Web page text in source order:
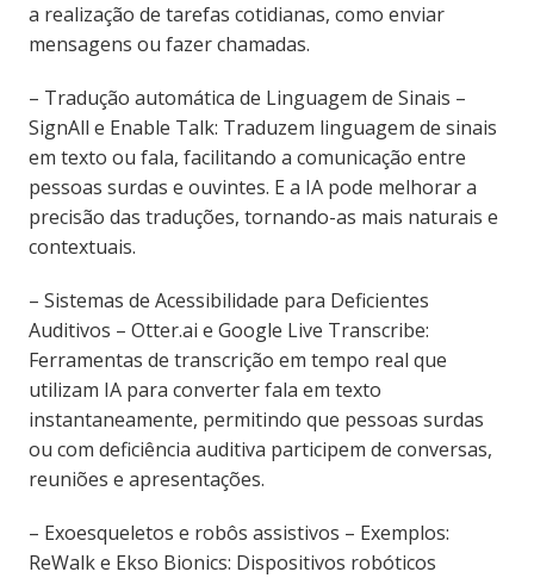
a realização de tarefas cotidianas, como enviar
mensagens ou fazer chamadas.
– Tradução automática de Linguagem de Sinais –
SignAll e Enable Talk: Traduzem linguagem de sinais
em texto ou fala, facilitando a comunicação entre
pessoas surdas e ouvintes. E a IA pode melhorar a
precisão das traduções, tornando-as mais naturais e
contextuais.
– Sistemas de Acessibilidade para Deficientes
Auditivos – Otter.ai e Google Live Transcribe:
Ferramentas de transcrição em tempo real que
utilizam IA para converter fala em texto
instantaneamente, permitindo que pessoas surdas
ou com deficiência auditiva participem de conversas,
reuniões e apresentações.
– Exoesqueletos e robôs assistivos – Exemplos:
ReWalk e Ekso Bionics: Dispositivos robóticos